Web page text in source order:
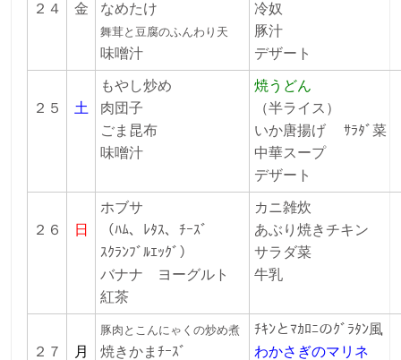
２４ 金
なめたけ
舞茸と豆腐のふんわり天
味噌汁
冷奴
豚汁
デザート
２５ 土
もやし炒め
肉団子
ごま昆布
味噌汁
焼うどん
（半ライス）
いか唐揚げ ｻﾗﾀﾞ菜
中華スープ
デザート
２６ 日
ホブサ
（ﾊﾑ、ﾚﾀｽ、ﾁｰｽﾞ
ｽｸﾗﾝﾌﾞﾙｴｯｸﾞ）
バナナ ヨーグルト
紅茶
カニ雑炊
あぶり焼きチキン
サラダ菜
牛乳
２７ 月
豚肉とこんにゃくの炒め煮
焼きかまﾁｰｽﾞ
ﾁｷﾝとﾏｶﾛﾆのｸﾞﾗﾀﾝ風
わかさぎのマリネ